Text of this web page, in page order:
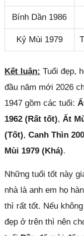
Bính Dần 1986
Kỷ Mùi 1979
Kết luận: Tuổi đẹp,
đầu năm mới 2026
1947 gồm các tuổi:
1962 (Rất tốt), Ất
(Tốt), Canh Thìn
Mùi 1979 (Khá).
Những tuổi tốt này
nhà là anh em họ
thì rất tốt. Nếu
đẹp ở trên thì nên